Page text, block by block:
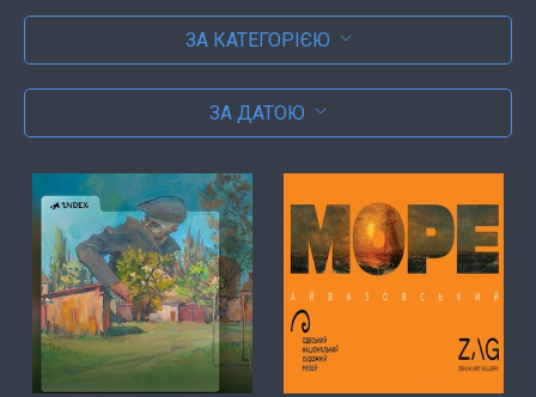
ЗА КАТЕГОРІЄЮ
ЗА ДАТОЮ